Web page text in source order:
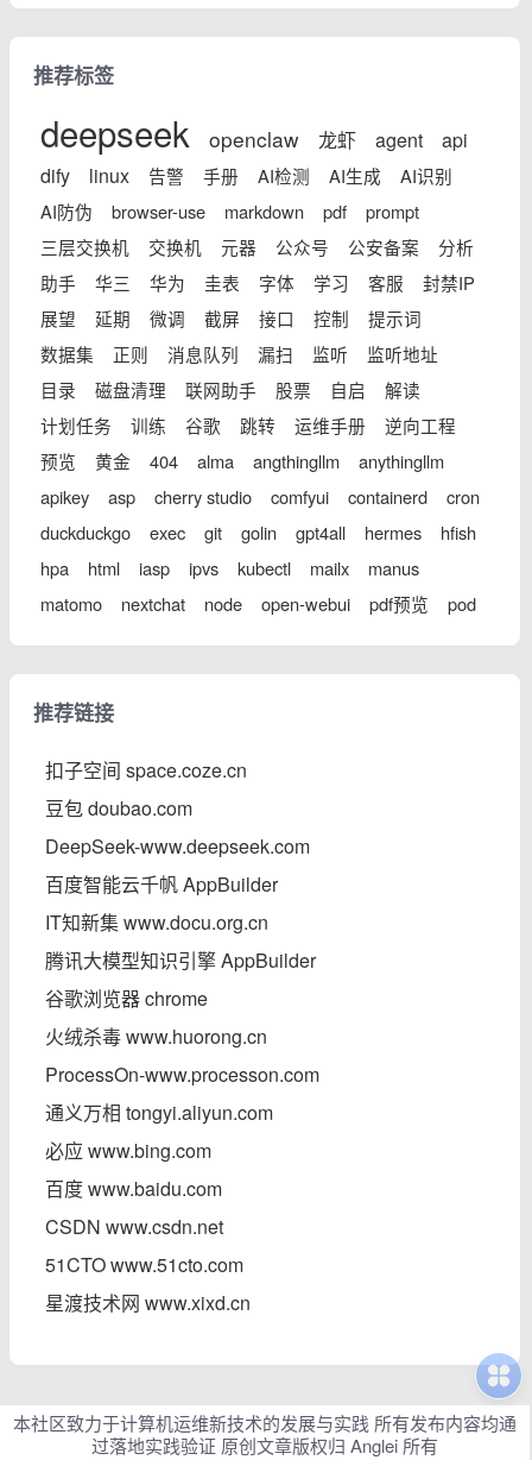
推荐标签
deepseek openclaw 龙虾 agent
api
dify
linux 告警 手册 AI检测 AI生成
AI识别
AI防伪
browser-use markdown pdf
prompt
三层交换机
交换机 元器 公众号 公安备案
分析
助手
华三 华为 圭表 字体 学习 客服
封禁IP
展望
延期 微调 截屏 接口 控制
提示词
数据集
正则 消息队列 漏扫 监听
监听地址
目录
磁盘清理 联网助手 股票 自启
解读
计划任务
训练 谷歌 跳转 运维手册
逆向工程
预览
黄金 404 alma angthingllm
anythingllm
apikey
asp cherry studio comfyui containerd
cron
duckduckgo
exec git golin gpt4all hermes
hfish
hpa
html iasp ipvs kubectl mailx
manus
matomo
nextchat node open-webui pdf预览 pod
推荐链接
扣子空间 space.coze.cn
豆包 doubao.com
DeepSeek-www.deepseek.com
百度智能云千帆 AppBuilder
IT知新集 www.docu.org.cn
腾讯大模型知识引擎 AppBuilder
谷歌浏览器 chrome
火绒杀毒 www.huorong.cn
ProcessOn-www.processon.com
通义万相 tongyi.aliyun.com
必应 www.bing.com
百度 www.baidu.com
CSDN www.csdn.net
51CTO www.51cto.com
星渡技术网 www.xixd.cn
本社区致力于计算机运维新技术的发展与实践 所有发布内容均通
过落地实践验证 原创文章版权归 Anglei 所有